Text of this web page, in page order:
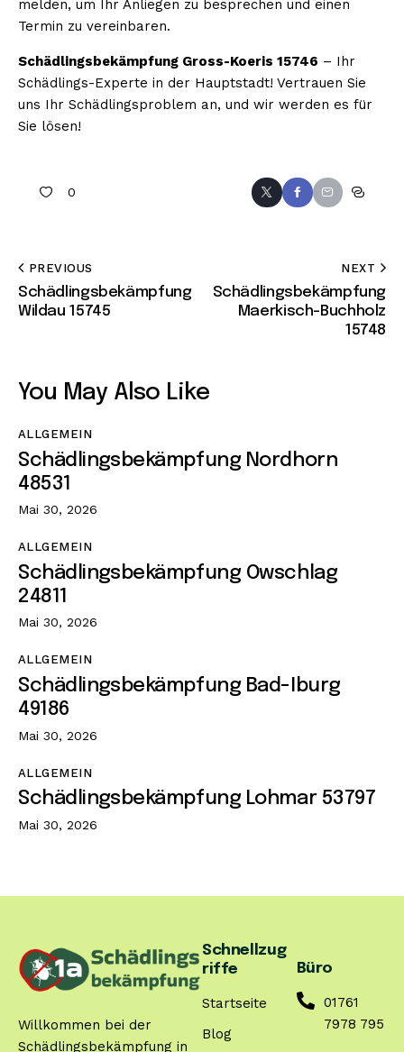
melden, um Ihr Anliegen zu besprechen und einen
Termin zu vereinbaren.
Schädlingsbekämpfung Gross-Koeris 15746 – Ihr
Schädlings-Experte in der Hauptstadt! Vertrauen Sie
uns Ihr Schädlingsproblem an, und wir werden es für
Sie lösen!
0
PREVIOUS
Schädlingsbekämpfung
Wildau 15745
NEXT
Schädlingsbekämpfung
Maerkisch-Buchholz
15748
You May Also Like
ALLGEMEIN
Schädlingsbekämpfung Nordhorn
48531
Mai 30, 2026
ALLGEMEIN
Schädlingsbekämpfung Owschlag
24811
Mai 30, 2026
ALLGEMEIN
Schädlingsbekämpfung Bad-Iburg
49186
Mai 30, 2026
ALLGEMEIN
Schädlingsbekämpfung Lohmar 53797
Mai 30, 2026
Willkommen bei der
Schädlingsbekämpfung in
Schnellzug
riffe
Startseite
Blog
Büro
01761
7978 795